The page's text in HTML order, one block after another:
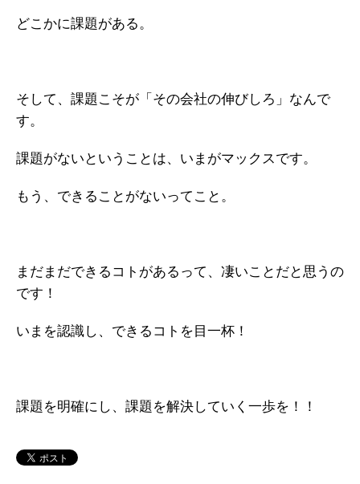
どこかに課題がある。
そして、課題こそが「その会社の伸びしろ」なんで
す。
課題がないということは、いまがマックスです。
もう、できることがないってこと。
まだまだできるコトがあるって、凄いことだと思うの
です！
いまを認識し、できるコトを目一杯！
課題を明確にし、課題を解決していく一歩を！！